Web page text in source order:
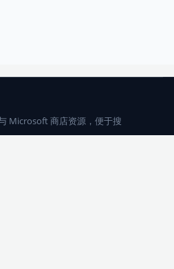
Microsoft 商店资源，便于搜